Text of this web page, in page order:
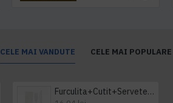
CELE MAI VANDUTE CELE MAI POPULARE
Furculita+Cutit+Servetel 100buc/set